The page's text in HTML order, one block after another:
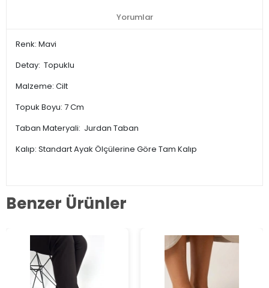
Yorumlar
Renk: Mavi
Detay: Topuklu
Malzeme: Cilt
Topuk Boyu: 7 Cm
Taban Materyali: Jurdan Taban
Kalıp: Standart Ayak Ölçülerine Göre Tam Kalıp
Benzer Ürünler